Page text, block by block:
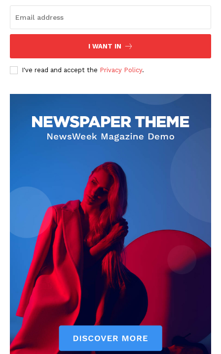
Diario los Andes
Contacto
I WANT IN
I've read and accept the Privacy Policy.